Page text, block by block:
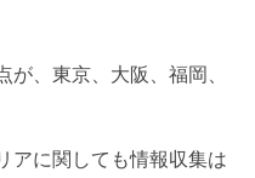
、東京、大阪、福岡、
アに関しても情報収集は